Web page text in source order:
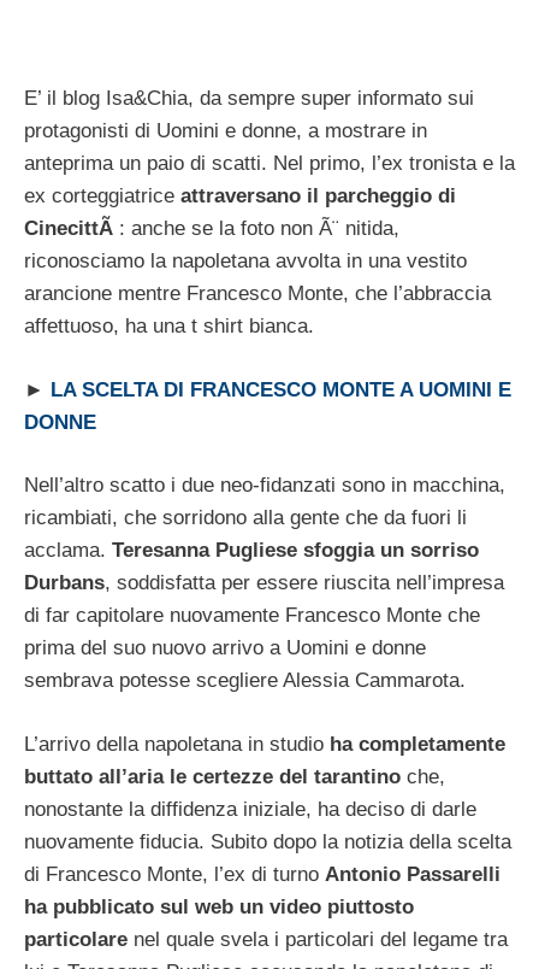
E’ il blog Isa&Chia, da sempre super informato sui
protagonisti di Uomini e donne, a mostrare in
anteprima un paio di scatti. Nel primo, l’ex tronista e la
ex corteggiatrice attraversano il parcheggio di
CinecittÃ : anche se la foto non Ã¨ nitida,
riconosciamo la napoletana avvolta in una vestito
arancione mentre Francesco Monte, che l’abbraccia
affettuoso, ha una t shirt bianca.
► LA SCELTA DI FRANCESCO MONTE A UOMINI E
DONNE
Nell’altro scatto i due neo-fidanzati sono in macchina,
ricambiati, che sorridono alla gente che da fuori li
acclama. Teresanna Pugliese sfoggia un sorriso
Durbans, soddisfatta per essere riuscita nell’impresa
di far capitolare nuovamente Francesco Monte che
prima del suo nuovo arrivo a Uomini e donne
sembrava potesse scegliere Alessia Cammarota.
L’arrivo della napoletana in studio ha completamente
buttato all’aria le certezze del tarantino che,
nonostante la diffidenza iniziale, ha deciso di darle
nuovamente fiducia. Subito dopo la notizia della scelta
di Francesco Monte, l’ex di turno Antonio Passarelli
ha pubblicato sul web un video piuttosto
particolare nel quale svela i particolari del legame tra